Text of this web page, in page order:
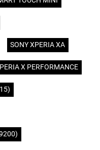
SONY XPERIA XA
X PERFORMANCE